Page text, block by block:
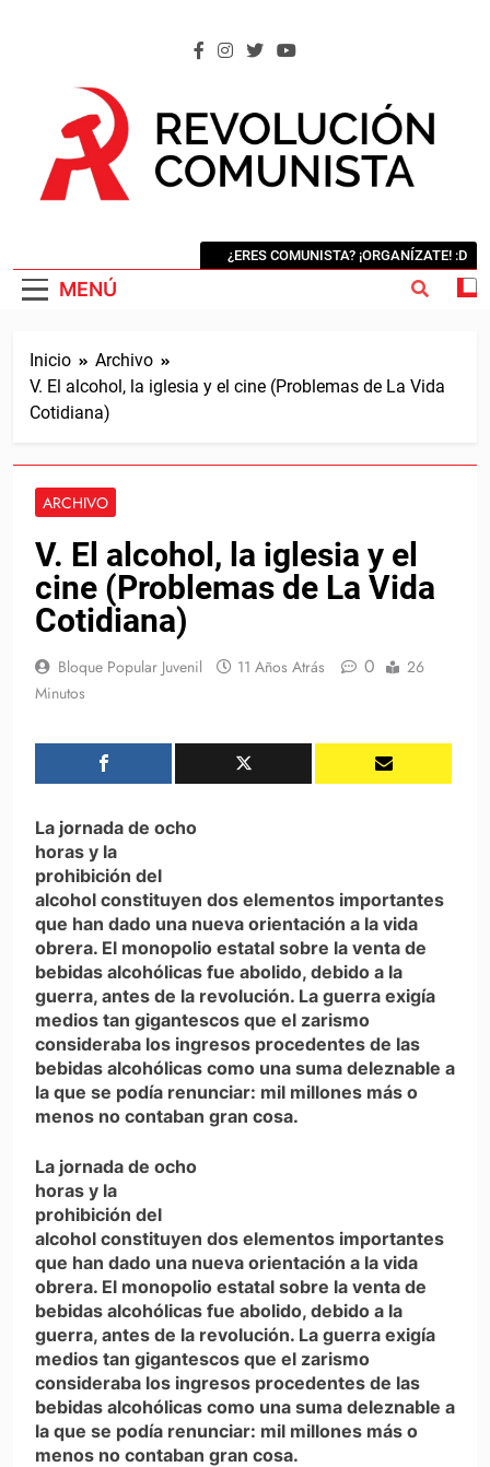
MENÚ
¿ERES COMUNISTA? ¡ORGANÍZATE! :D
Inicio
Archivo
V. El alcohol, la iglesia y el cine (Problemas de La Vida
Cotidiana)
ARCHIVO
V. El alcohol, la iglesia y el
cine (Problemas de La Vida
Cotidiana)
Bloque Popular Juvenil 11 Años Atrás 0
26
Minutos
La jornada de ocho
horas y la
prohibición del
alcohol constituyen dos elementos importantes
que han dado una nueva orientación a la vida
obrera. El monopolio estatal sobre la venta de
bebidas alcohólicas fue abolido, debido a la
guerra, antes de la revolución. La guerra exigía
medios tan gigantescos que el zarismo
consideraba los ingresos procedentes de las
bebidas alcohólicas como una suma deleznable a
la que se podía renunciar: mil millones más o
menos no contaban gran cosa.
La jornada de ocho
horas y la
prohibición del
alcohol constituyen dos elementos importantes
que han dado una nueva orientación a la vida
obrera. El monopolio estatal sobre la venta de
bebidas alcohólicas fue abolido, debido a la
guerra, antes de la revolución. La guerra exigía
medios tan gigantescos que el zarismo
consideraba los ingresos procedentes de las
bebidas alcohólicas como una suma deleznable a
la que se podía renunciar: mil millones más o
menos no contaban gran cosa.